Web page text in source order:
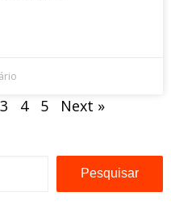
3 4 5 Next »
Pesquisar